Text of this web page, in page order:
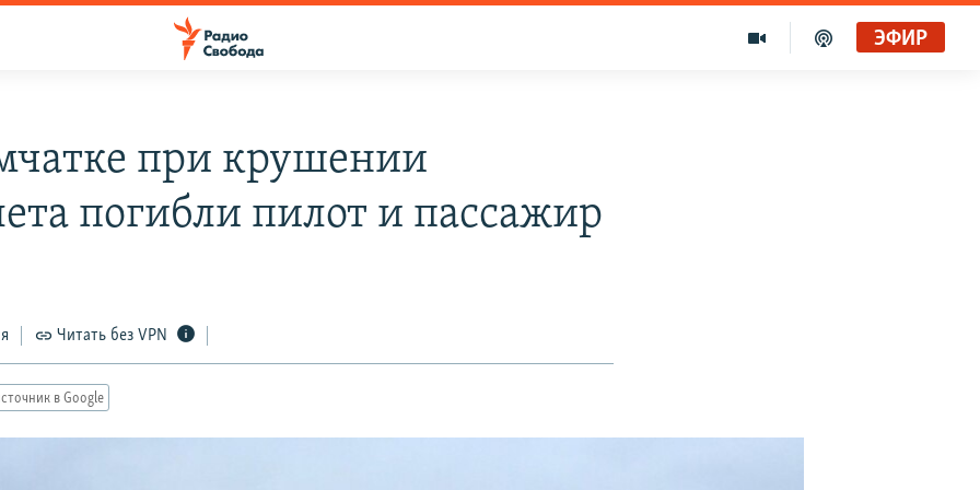
ЭФИР
при крушении
погибли пилот и пассажир
Читать без VPN
в Google